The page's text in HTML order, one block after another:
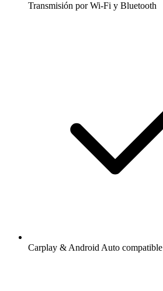
Transmisión por Wi-Fi y Bluetooth
Carplay & Android Auto compatible